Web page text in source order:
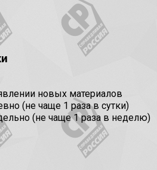
новых материалов
(не чаще 1 раза в сутки)
(не чаще 1 раза в неделю)